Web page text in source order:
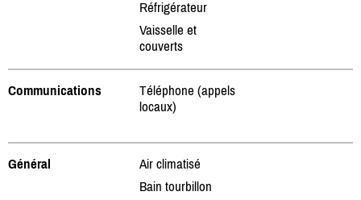
Réfrigérateur
Vaisselle et
couverts
Communications
Téléphone (appels
locaux)
Général
Air climatisé
Bain tourbillon